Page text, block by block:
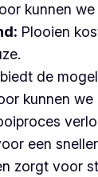
kunnen
Plooien
de
kunnen
een
zorgt voor